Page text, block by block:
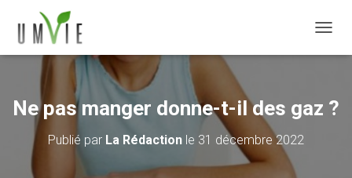
Ne pas manger donne-t-il des gaz ?
Publié par La Rédaction le 31 décembre 2022